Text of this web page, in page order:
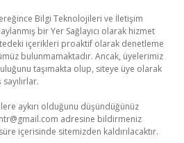
Bilgi Teknolojileri ve İletişim
bir Yer Sağlayıcı olarak hizmet
içerikleri proaktif olarak denetleme
bulunmamaktadır. Ancak, üyelerimiz
taşımakta olup, siteye üye olarak
aykırı olduğunu düşündüğünüz
adresine bildirmeniz
içerisinde sitemizden kaldırılacaktır.